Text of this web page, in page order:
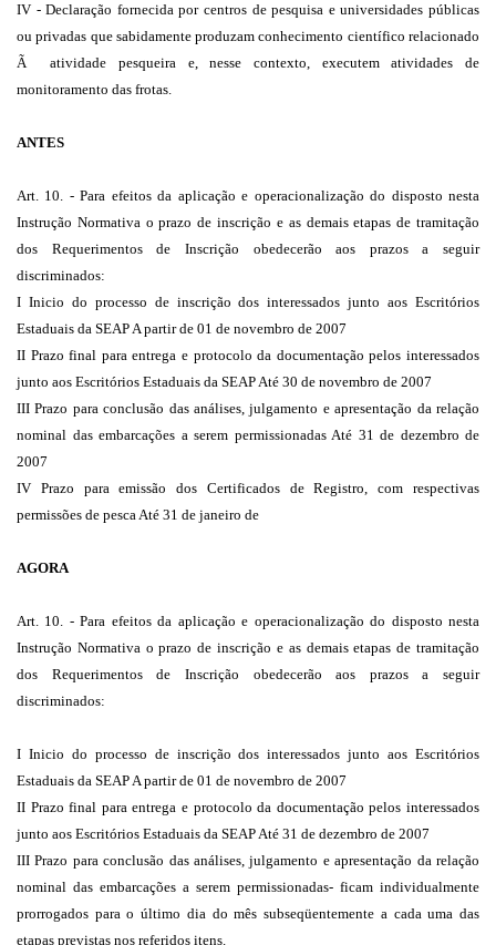
IV - Declaração fornecida por centros de pesquisa e universidades públicas
ou privadas que sabidamente produzam conhecimento científico relacionado
Ã atividade pesqueira e, nesse contexto, executem atividades de
monitoramento das frotas.
ANTES
Art. 10. - Para efeitos da aplicação e operacionalização do disposto nesta
Instrução Normativa o prazo de inscrição e as demais etapas de tramitação
dos Requerimentos de Inscrição obedecerão aos prazos a seguir
discriminados:
I Inicio do processo de inscrição dos interessados junto aos Escritórios
Estaduais da SEAP A partir de 01 de novembro de 2007
II Prazo final para entrega e protocolo da documentação pelos interessados
junto aos Escritórios Estaduais da SEAP Até 30 de novembro de 2007
III Prazo para conclusão das análises, julgamento e apresentação da relação
nominal das embarcações a serem permissionadas Até 31 de dezembro de
2007
IV Prazo para emissão dos Certificados de Registro, com respectivas
permissões de pesca Até 31 de janeiro de
AGORA
Art. 10. - Para efeitos da aplicação e operacionalização do disposto nesta
Instrução Normativa o prazo de inscrição e as demais etapas de tramitação
dos Requerimentos de Inscrição obedecerão aos prazos a seguir
discriminados:
I Inicio do processo de inscrição dos interessados junto aos Escritórios
Estaduais da SEAP A partir de 01 de novembro de 2007
II Prazo final para entrega e protocolo da documentação pelos interessados
junto aos Escritórios Estaduais da SEAP Até 31 de dezembro de 2007
III Prazo para conclusão das análises, julgamento e apresentação da relação
nominal das embarcações a serem permissionadas- ficam individualmente
prorrogados para o último dia do mês subseqüentemente a cada uma das
etapas previstas nos referidos itens.